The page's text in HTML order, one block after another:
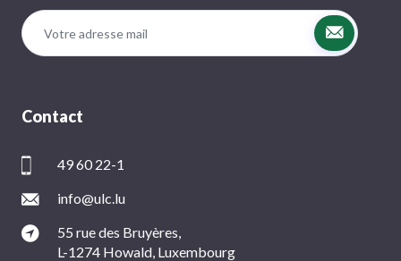
Contact
49 60 22-1
info@ulc.lu
55 rue des Bruyères,
L-1274 Howald, Luxembourg